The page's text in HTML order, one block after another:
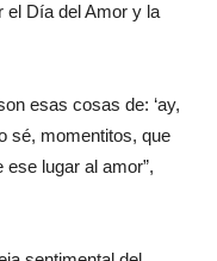
el Día del Amor y la
esas cosas de: ‘ay,
sé, momentitos, que
ese lugar al amor”,